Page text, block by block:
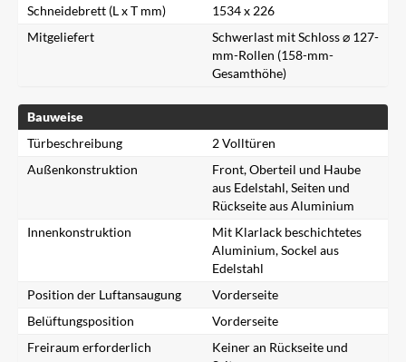
Schneidebrett (L x T mm)
1534 x 226
Mitgeliefert
Schwerlast mit Schloss ⌀ 127-
mm-Rollen (158-mm-
Gesamthöhe)
Bauweise
Türbeschreibung
2 Volltüren
Außenkonstruktion
Front, Oberteil und Haube
aus Edelstahl, Seiten und
Rückseite aus Aluminium
Innenkonstruktion
Mit Klarlack beschichtetes
Aluminium, Sockel aus
Edelstahl
Position der Luftansaugung
Vorderseite
Belüftungsposition
Vorderseite
Freiraum erforderlich
Keiner an Rückseite und